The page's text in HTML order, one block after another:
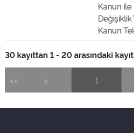
Kanun ile
Değişiklik
Kanun
30 kayıttan 1 - 20 arasındaki
<< < 1